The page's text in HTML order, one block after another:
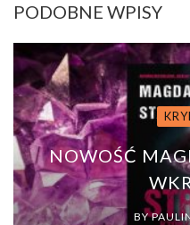
PODOBNE WPISY
NOWOŚĆ
BY